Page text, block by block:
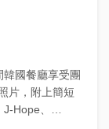
國餐廳享受團
片，附上簡短